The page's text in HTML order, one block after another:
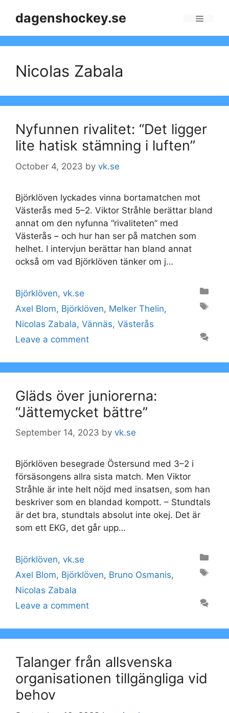
dagenshockey.se
Nicolas Zabala
Nyfunnen rivalitet: “Det ligger
lite hatisk stämning i luften”
October 4, 2023 by vk.se
Björklöven lyckades vinna bortamatchen mot
Västerås med 5–2. Viktor Stråhle berättar bland
annat om den nyfunna “rivaliteten” med
Västerås – och hur han ser på matchen som
helhet. I intervjun berättar han bland annat
också om vad Björklöven tänker om j…
Categories
Björklöven, vk.se
Tags
Axel Blom, Björklöven, Melker Thelin,
Nicolas Zabala, Vännäs, Västerås
Leave a comment
Gläds över juniorerna:
“Jättemycket bättre”
September 14, 2023 by vk.se
Björklöven besegrade Östersund med 3–2 i
försäsongens allra sista match. Men Viktor
Stråhle är inte helt nöjd med insatsen, som han
beskriver som en blandad kompott. – Stundtals
är det bra, stundtals absolut inte okej. Det är
som ett EKG, det går upp…
Categories
Björklöven, vk.se
Tags
Axel Blom, Björklöven, Bruno Osmanis,
Nicolas Zabala
Leave a comment
Talanger från allsvenska
organisationen tillgängliga vid
behov